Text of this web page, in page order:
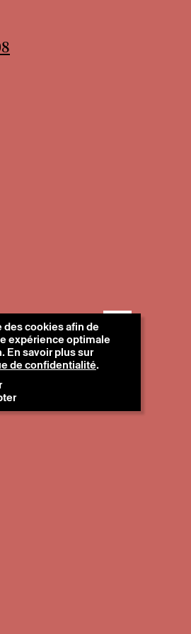
des cookies afin de
expérience optimale
En savoir plus sur
de confidentialité.